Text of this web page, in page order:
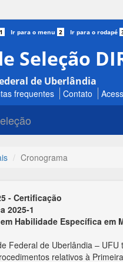
Participe
Acesso à
1 Ir para o menu 2 Ir para o rodapé
Seleção
de Uberlândia
frequentes Contato
Cronograma
- Certificação
2025-1
Habilidade Específica em
Federal de Uberlândia – UFU
relativos à Primeira